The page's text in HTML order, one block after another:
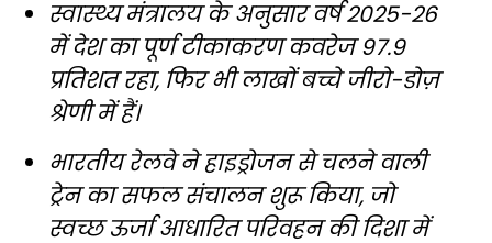
स्वास्थ्य मंत्रालय के अनुसार वर्ष 2025-26
में देश का पूर्ण टीकाकरण कवरेज 97.9
प्रतिशत रहा, फिर भी लाखों बच्चे जीरो-डोज़
श्रेणी में हैं।
भारतीय रेलवे ने हाइड्रोजन से चलने वाली
ट्रेन का सफल संचालन शुरू किया, जो
स्वच्छ ऊर्जा आधारित परिवहन की दिशा में